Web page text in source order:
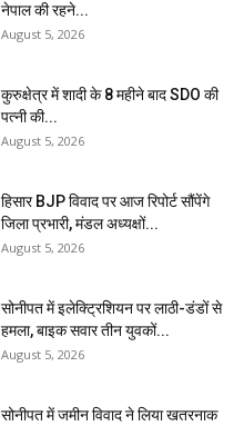
नेपाल की रहने...
August 5, 2026
कुरुक्षेत्र में शादी के 8 महीने बाद SDO की
पत्नी की...
August 5, 2026
हिसार BJP विवाद पर आज रिपोर्ट सौंपेंगे
जिला प्रभारी, मंडल अध्यक्षों...
August 5, 2026
सोनीपत में इलेक्ट्रिशियन पर लाठी-डंडों से
हमला, बाइक सवार तीन युवकों...
August 5, 2026
सोनीपत में जमीन विवाद ने लिया खतरनाक